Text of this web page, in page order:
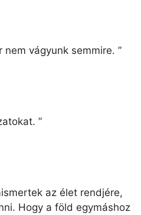
vágyunk semmire. ”
”
az élet rendjére,
Hogy a föld egymáshoz